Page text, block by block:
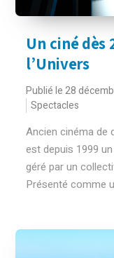
Un ciné dès
l’Univers
Publié le 28
Spectacles
Ancien cinéma de
est depuis 1999
géré par un
Présenté comme